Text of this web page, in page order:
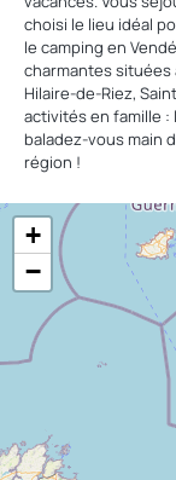
choisi le lieu idéal
le camping en
charmantes situées
Hilaire-de-Riez,
activités en famille :
baladez-vous main
région !
+
−